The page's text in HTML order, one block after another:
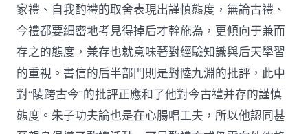
家禮、自我酌禮的取舍表現出謹慎態度，無論古禮、
今禮都要細密地考見得掉后才幹施為，更傾向于兼而
存之的態度，兼存也就意味著對經驗知識與后天學習
的重視。書信的后半部門則是對陸九淵的批評，此中
對“陵跨古今”的批評正應和了他對今古禮并存的謹慎
態度。朱子功夫論也是在心腸唱工夫，所以他認同甚